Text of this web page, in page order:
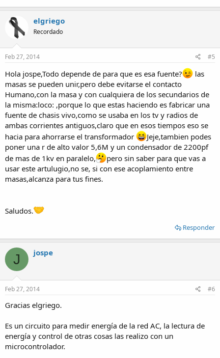
elgriego
Recordado
Feb 27, 2014 #5
Hola jospe,Todo depende de para que es esa fuente?
las
masas se pueden unir,pero debe evitarse el contacto
Humano,con la masa y con cualquiera de los secundarios de
la misma:loco: ,porque lo que estas haciendo es fabricar una
fuente de chasis vivo,como se usaba en los tv y radios de
ambas corrientes antiguos,claro que en esos tiempos eso se
hacia para ahorrarse el transformador
Jeje,tambien podes
poner una r de alto valor 5,6M y un condensador de 2200pf
de mas de 1kv en paralelo,
pero sin saber para que vas a
usar este artulugio,no se, si con ese acoplamiento entre
masas,alcanza para tus fines.
Saludos.
Responder
J jospe
Feb 27, 2014 #6
Gracias elgriego.
Es un circuito para medir energía de la red AC, la lectura de
energía y control de otras cosas las realizo con un
microcontrolador.